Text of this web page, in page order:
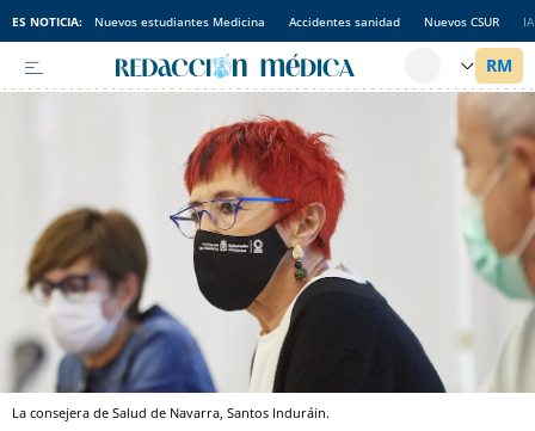
ES NOTICIA: Nuevos estudiantes Medicina Accidentes sanidad Nuevos CSUR
La consejera de Salud de Navarra, Santos Induráin.